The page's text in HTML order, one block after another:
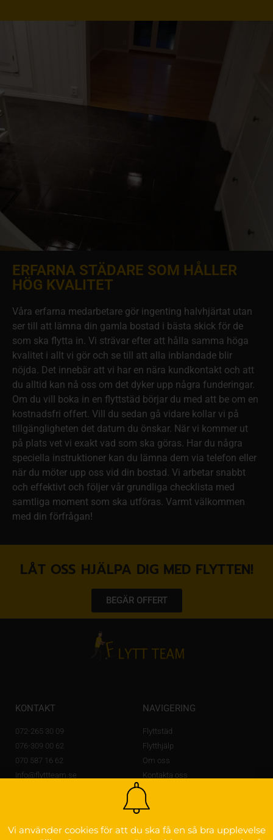
ERFARNA STÄDARE SOM HÅLLER
HÖG KVALITET
Våra erfarna medarbetare gör ingenting halvhjärtat utan
ser till att lämna din gamla bostad i bästa skick för de
som ska flytta in. Vi strävar efter att hålla samma höga
kvalitet i allt vi gör och se till att alla inblandade blir
nöjda. Det innebär att vi har en nära kundkontakt och att
du alltid kan nå oss om det dyker upp några funderingar.
Om du vill boka in en flyttstäd börjar du med att be om en
kostnadsfri offert. Vill du sedan gå vidare kollar vi på
tillgängligheten det datum du önskar. När vi kommer ut
på plats vet vi exakt vad som ska göras. Har du några
speciella instruktioner kan du lämna dem via telefon eller
när du möter upp oss vid din bostad. Vi arbetar snabbt
och effektivt och följer vår grundliga checklista med
samtliga moment som ska utföras. Varmt välkommen
med din förfrågan!
LÅT OSS HJÄLPA DIG MED FLYTTEN!
BEGÄR OFFERT
KONTAKT
072-265 30 09
076-309 00 62
070 587 16 62
Info@flyttteam.se
NAVIGERING
Flyttstäd
Flytthjälp
Om oss
Kontakta oss
Vi använder cookies för att du ska få en så bra upplevelse